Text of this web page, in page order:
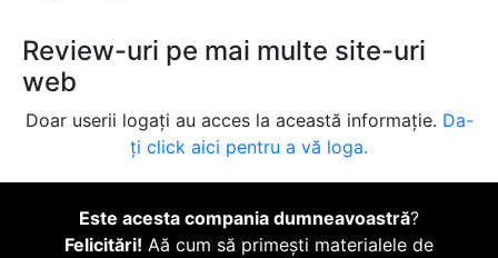
Review-uri pe mai multe site-uri
web
Doar userii logați au acces la această informație. Da-
ți click aici pentru a vă loga.
Este acesta compania dumneavoastră?
Felicitări! Aă cum să primești materialele de